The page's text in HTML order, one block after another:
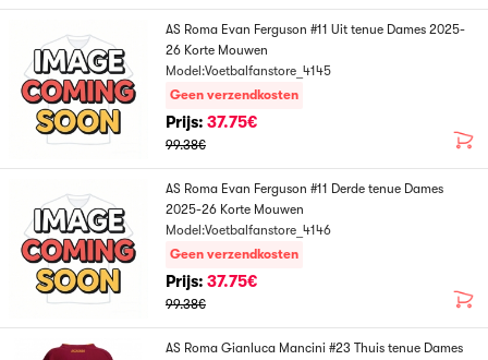
AS Roma Evan Ferguson #11 Uit tenue Dames 2025-
26 Korte Mouwen
Model:Voetbalfanstore_4145
Geen verzendkosten
Prijs: 37.75€
99.38€
AS Roma Evan Ferguson #11 Derde tenue Dames
2025-26 Korte Mouwen
Model:Voetbalfanstore_4146
Geen verzendkosten
Prijs: 37.75€
99.38€
AS Roma Gianluca Mancini #23 Thuis tenue Dames